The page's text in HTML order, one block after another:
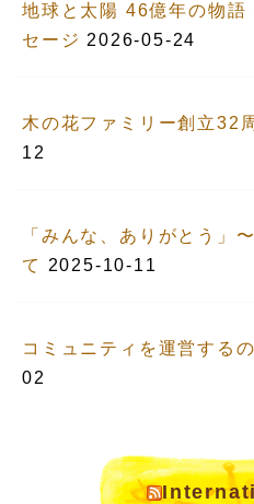
地球と太陽 46億年の物語
セージ 2026-05-24
木の花ファミリー創立32
12
「みんな、ありがとう」
て
2025-10-11
コミュニティを運営する
02